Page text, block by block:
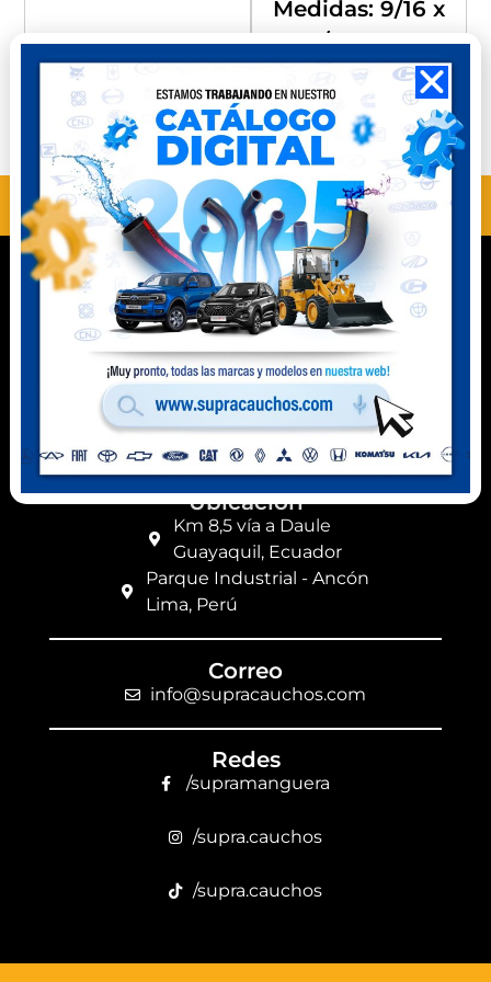
Medidas: 9/16 x
9/16 x 15”
Compra
Perú
Compra
Ecuador
ANTERIOR
MS40106N
SIGUIENTE
Contacto
Celular Perú
(+51) 941 541 444
Celular Ecuador
(+593) 99 078 6063
Ubicación
Km 8,5 vía a Daule
Guayaquil, Ecuador
Parque Industrial - Ancón
Lima, Perú
Correo
info@supracauchos.com
Redes
/supramanguera
/supra.cauchos
/supra.cauchos